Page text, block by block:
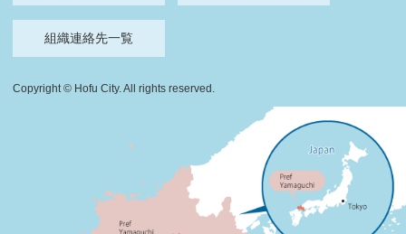
組織連絡先一覧
Copyright © Hofu City. All rights reserved.